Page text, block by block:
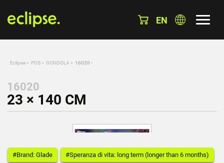
EN
Eclipse » POS » GONDOLA » 16020 -
16020
23 × 140 CM
#Brand: Glade #Speranza di vita: long term (longer than 6 months)